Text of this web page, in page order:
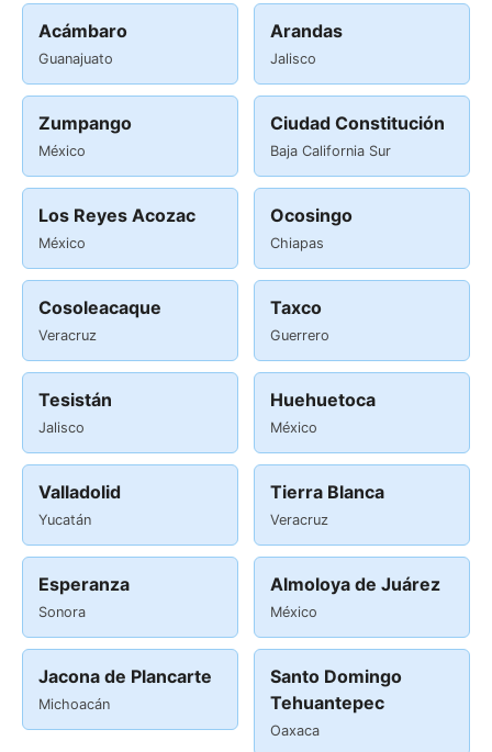
Acámbaro
Guanajuato
Arandas
Jalisco
Zumpango
México
Ciudad Constitución
Baja California Sur
Los Reyes Acozac
México
Ocosingo
Chiapas
Cosoleacaque
Veracruz
Taxco
Guerrero
Tesistán
Jalisco
Huehuetoca
México
Valladolid
Yucatán
Tierra Blanca
Veracruz
Esperanza
Sonora
Almoloya de Juárez
México
Jacona de Plancarte
Michoacán
Santo Domingo
Tehuantepec
Oaxaca